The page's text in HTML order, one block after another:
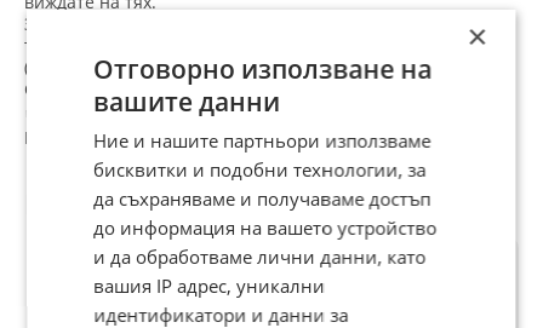
ЗА допълнителни снимки или инф. на л.с., Вайбър или
телефон
(АКО НЕ ОТГОВАРЯМЕ НА ПОСОЧЕНИЯ ТЕЛЕФОН ЩЕ СЕ
СВЪРЖЕМ С ВАС ВЕДНАГА КОГАТО МОЖЕМ)
Работим с Еконт, като всяка пратка е с опция
,,преглед ,,
Препоръчани за теб
×
Отговорно използване на
вашите данни
Ние и нашите партньори използваме
бисквитки и подобни технологии, за
да съхраняваме и получаваме достъп
до информация на вашето устройство
и да обработваме лични данни, като
вашия IP адрес, уникални
идентификатори и данни за